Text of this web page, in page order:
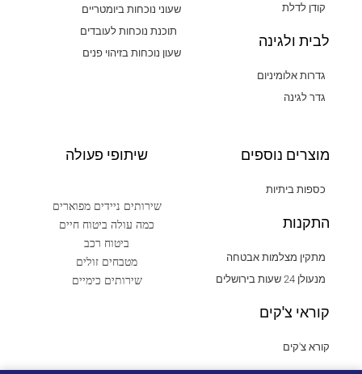
קודן לדלת
לבית ולגינה
גדרות אלומיניום
גדר לגינה
שעוני נוכחות ביומטריים
תוכנת נוכחות לעובדים
שעון נוכחות בזיהוי פנים
מוצרים נוספים
כספות ביתיות
התקנות
מתקין מצלמות אבטחה
מנעולן 24 שעות בירושלים
קוראי צ'קים
קורא צ'קים
שיתופי פעולה
שירותים ניידים מפוארים
כמה עולה ביטוח חיים
ביטוח רכב
מטבחים זולים
שירותים כימיים